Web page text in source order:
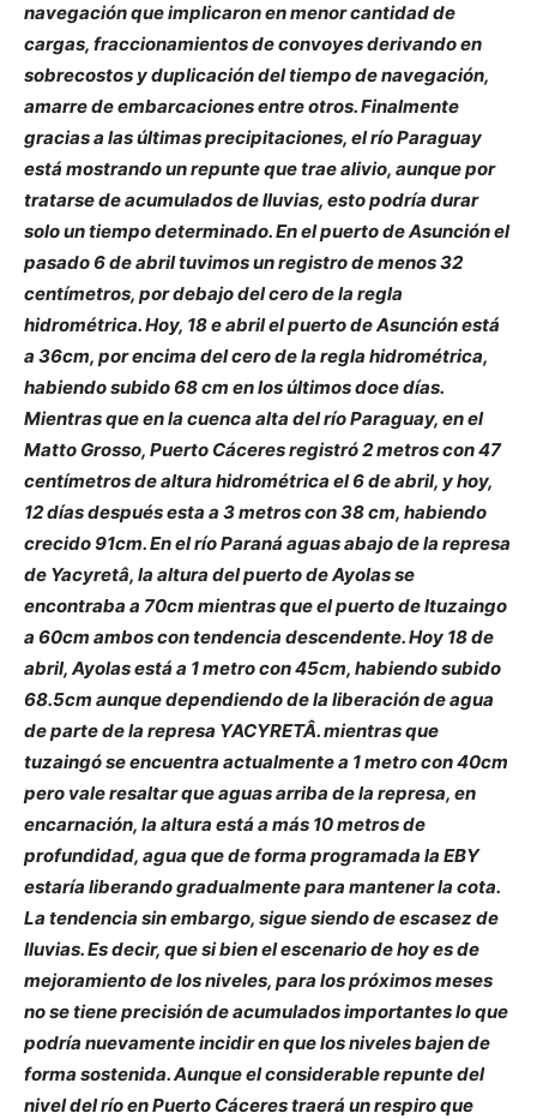
navegación que implicaron en menor cantidad de
cargas, fraccionamientos de convoyes derivando en
sobrecostos y duplicación del tiempo de navegación,
amarre de embarcaciones entre otros. Finalmente
gracias a las últimas precipitaciones, el río Paraguay
está mostrando un repunte que trae alivio, aunque por
tratarse de acumulados de lluvias, esto podría durar
solo un tiempo determinado. En el puerto de Asunción el
pasado 6 de abril tuvimos un registro de menos 32
centímetros, por debajo del cero de la regla
hidrométrica. Hoy, 18 e abril el puerto de Asunción está
a 36cm, por encima del cero de la regla hidrométrica,
habiendo subido 68 cm en los últimos doce días.
Mientras que en la cuenca alta del río Paraguay, en el
Matto Grosso, Puerto Cáceres registró 2 metros con 47
centímetros de altura hidrométrica el 6 de abril, y hoy,
12 días después esta a 3 metros con 38 cm, habiendo
crecido 91cm. En el río Paraná aguas abajo de la represa
de Yacyretâ, la altura del puerto de Ayolas se
encontraba a 70cm mientras que el puerto de Ituzaingo
a 60cm ambos con tendencia descendente. Hoy 18 de
abril, Ayolas está a 1 metro con 45cm, habiendo subido
68.5cm aunque dependiendo de la liberación de agua
de parte de la represa YACYRETÂ. mientras que
tuzaingó se encuentra actualmente a 1 metro con 40cm
pero vale resaltar que aguas arriba de la represa, en
encarnación, la altura está a más 10 metros de
profundidad, agua que de forma programada la EBY
estaría liberando gradualmente para mantener la cota.
La tendencia sin embargo, sigue siendo de escasez de
lluvias. Es decir, que si bien el escenario de hoy es de
mejoramiento de los niveles, para los próximos meses
no se tiene precisión de acumulados importantes lo que
podría nuevamente incidir en que los niveles bajen de
forma sostenida. Aunque el considerable repunte del
nivel del río en Puerto Cáceres traerá un respiro que